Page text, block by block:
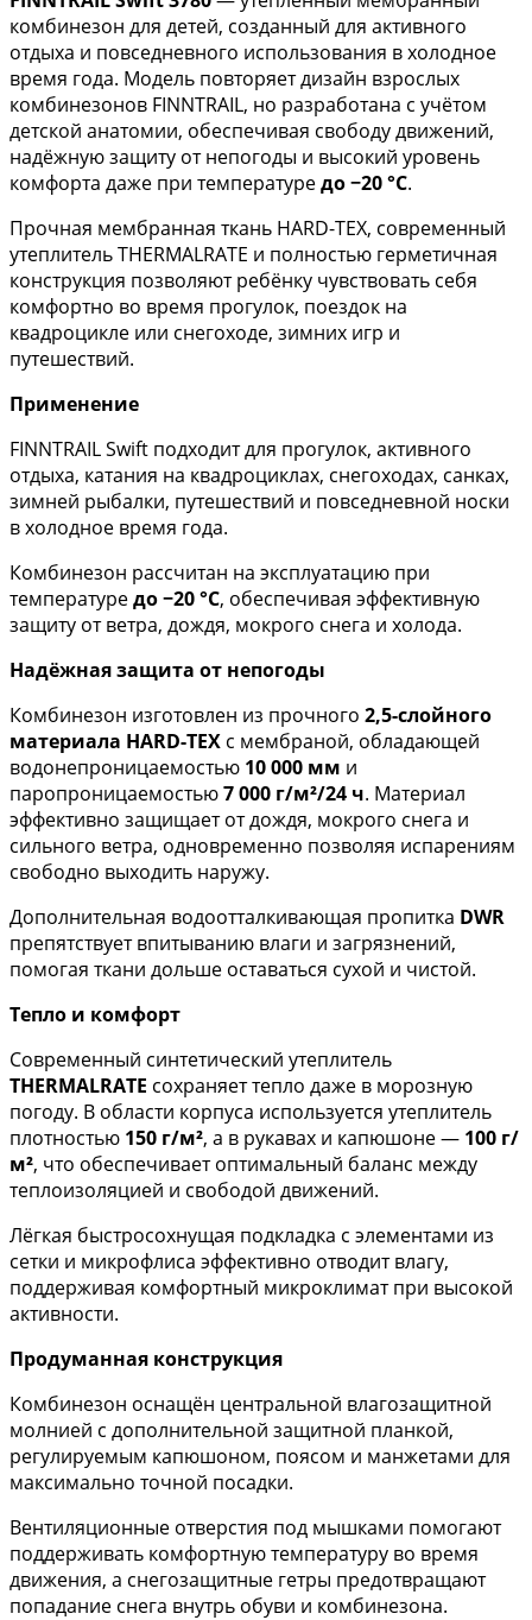
комбинезон для детей, созданный для активного
отдыха и повседневного использования в холодное
время года. Модель повторяет дизайн взрослых
комбинезонов FINNTRAIL, но разработана с учётом
детской анатомии, обеспечивая свободу движений,
надёжную защиту от непогоды и высокий уровень
комфорта даже при температуредо −20 °С.
Прочная мембранная ткань HARD-TEX, современный
утеплитель THERMALRATE и полностью герметичная
конструкция позволяют ребёнку чувствовать себя
комфортно во время прогулок, поездок на
квадроцикле или снегоходе, зимних игр и
путешествий.
Применение
FINNTRAIL Swift подходит для прогулок, активного
отдыха, катания на квадроциклах, снегоходах, санках,
зимней рыбалки, путешествий и повседневной носки
в холодное время года.
Комбинезон рассчитан на эксплуатацию при
температуредо −20 °С, обеспечивая эффективную
защиту от ветра, дождя, мокрого снега и холода.
Надёжная защита от непогоды
Комбинезон изготовлен из прочного 2,5-слойного
материала HARD-TEX с мембраной, обладающей
водонепроницаемостью 10 000 мм и
паропроницаемостью7 000 г/м²/24 ч. Материал
эффективно защищает от дождя, мокрого снега и
сильного ветра, одновременно позволяя испарениям
свободно выходить наружу.
Дополнительная водоотталкивающая пропитка DWR
препятствует впитыванию влаги и загрязнений,
помогая ткани дольше оставаться сухой и чистой.
Тепло и комфорт
Современный синтетический утеплитель
THERMALRATE сохраняет тепло даже в морозную
погоду. В области корпуса используется утеплитель
плотностью 150 г/м², а в рукавах и капюшоне — 100 г/
м², что обеспечивает оптимальный баланс между
теплоизоляцией и свободой движений.
Лёгкая быстросохнущая подкладка с элементами из
сетки и микрофлиса эффективно отводит влагу,
поддерживая комфортный микроклимат при высокой
активности.
Продуманная конструкция
Комбинезон оснащён центральной влагозащитной
молнией с дополнительной защитной планкой,
регулируемым капюшоном, поясом и манжетами для
максимально точной посадки.
Вентиляционные отверстия под мышками помогают
поддерживать комфортную температуру во время
движения, а снегозащитные гетры предотвращают
попадание снега внутрь обуви и комбинезона.